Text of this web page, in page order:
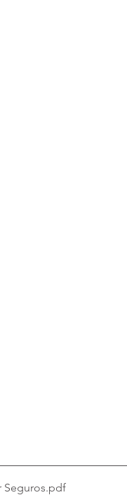
Seguros.pdf